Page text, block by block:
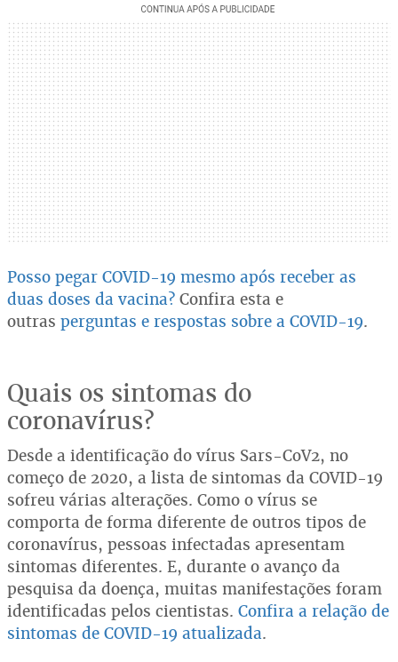
Posso pegar COVID-19 mesmo após receber as
duas doses da vacina? Confira esta e
outras perguntas e respostas sobre a COVID-19.
Quais os sintomas do
coronavírus?
Desde a identificação do vírus Sars-CoV2, no
começo de 2020, a lista de sintomas da COVID-19
sofreu várias alterações. Como o vírus se
comporta de forma diferente de outros tipos de
coronavírus, pessoas infectadas apresentam
sintomas diferentes. E, durante o avanço da
pesquisa da doença, muitas manifestações foram
identificadas pelos cientistas. Confira a relação de
sintomas de COVID-19 atualizada.